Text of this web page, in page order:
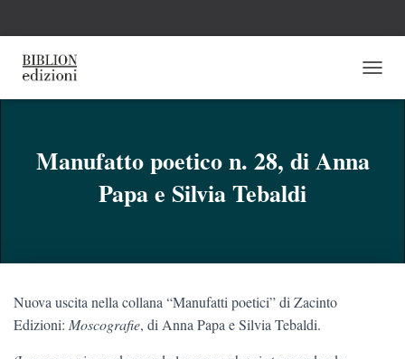
A
Manufatto poetico n. 28, di Anna
Papa e Silvia Tebaldi
Nuova uscita nella collana “Manufatti poetici” di Zacinto
Edizioni: Moscografie, di Anna Papa e Silvia Tebaldi.